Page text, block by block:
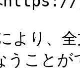
り、全
うことが